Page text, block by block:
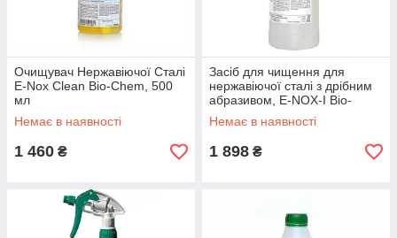
Очищувач Нержавіючої Сталі
E-Nox Clean Bio-Chem, 500
мл
Немає в наявності
1 460 ₴
Засіб для чищення для
нержавіючої сталі з дрібним
абразивом, E-NOX-I Bio-
Chem, 1000 мл
Немає в наявності
1 898 ₴